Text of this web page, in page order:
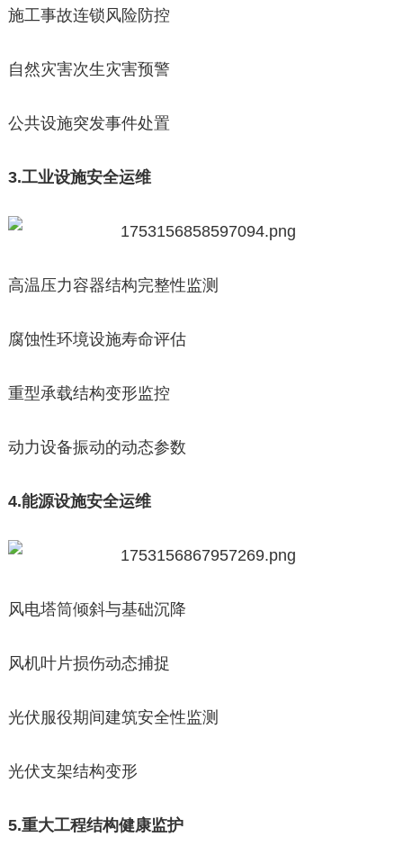
施工事故连锁风险防控
自然灾害次生灾害预警
公共设施突发事件处置
3.工业设施安全运维
高温压力容器结构完整性监测
腐蚀性环境设施寿命评估
重型承载结构变形监控
动力设备振动的动态参数
4.能源设施安全运维
风电塔筒倾斜与基础沉降
风机叶片损伤动态捕捉
光伏服役期间建筑安全性监测
光伏支架结构变形
5.重大工程结构健康监护